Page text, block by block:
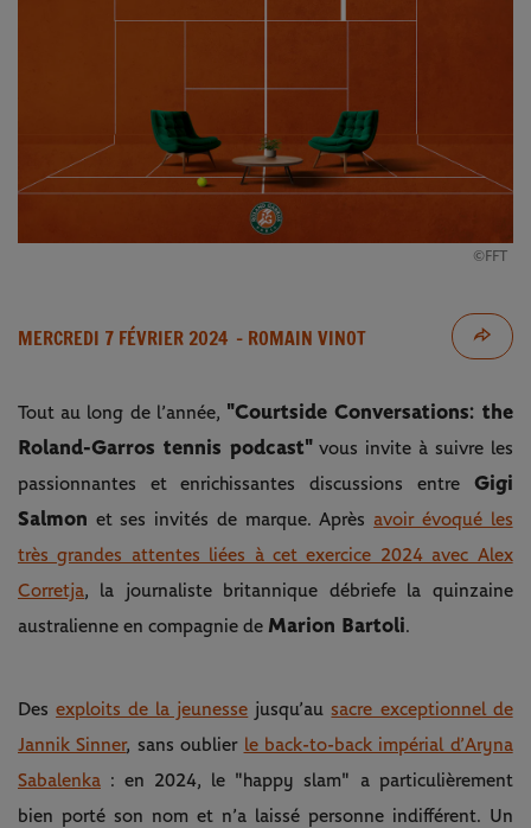
©FFT
MERCREDI 7 FÉVRIER 2024 - ROMAIN VINOT
Tout au long de l’année, "Courtside Conversations: the
Roland-Garros tennis podcast"vous invite à suivre les
passionnantes et enrichissantes discussions entre Gigi
Salmon et ses invités de marque. Après avoir évoqué les
très grandes attentes liées à cet exercice 2024 avec Alex
Corretja, la journaliste britannique débriefe la quinzaine
australienne en compagnie de Marion Bartoli.
Desexploits de la jeunesse jusqu’ausacre exceptionnel de
Jannik Sinner, sans oublier le back-to-back impérial d’Aryna
Sabalenka : en 2024, le "happy slam" a particulièrement
bien porté son nom et n’a laissé personne indifférent. Un